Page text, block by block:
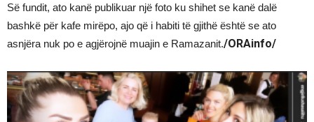
Së fundit, ato kanë publikuar një foto ku shihet se kanë dalë
bashkë për kafe mirëpo, ajo që i habiti të gjithë është se ato
asnjëra nuk po e agjërojnë muajin e Ramazanit./ORAinfo/